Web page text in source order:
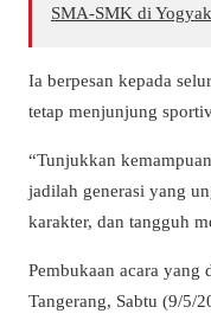
SMA-SMK di
Ia berpesan kepada
tetap menjunjung
“Tunjukkan
jadilah generasi yang
karakter, dan tangguh
Pembukaan acara yang
Tangerang, Sabtu (9/5/